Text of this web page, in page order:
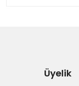
Üyelik